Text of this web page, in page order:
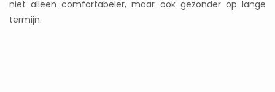
niet alleen comfortabeler, maar ook gezonder op lange
termijn.